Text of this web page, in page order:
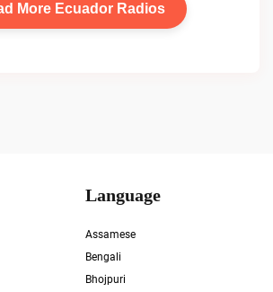
More Ecuador Radios
Language
Assamese
Bengali
Bhojpuri